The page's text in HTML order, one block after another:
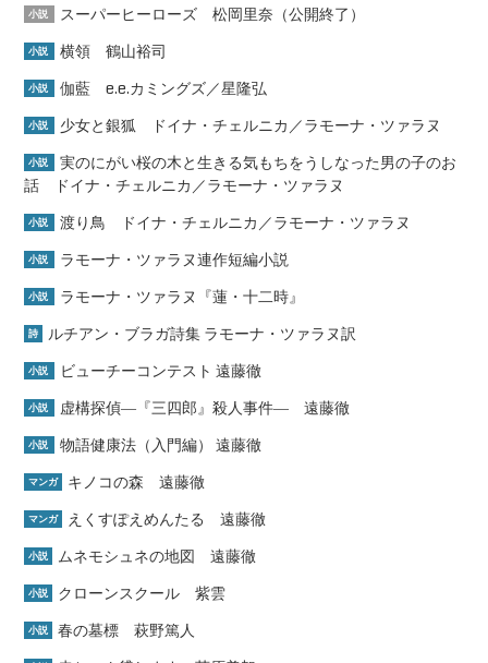
小説 スーパーヒーローズ 松岡里奈（公開終了）
小説 横領 鶴山裕司
小説 伽藍 e.e.カミングズ／星隆弘
小説 少女と銀狐 ドイナ・チェルニカ／ラモーナ・ツァラヌ
小説
実のにがい桜の木と生きる気もちをうしなった男の子のお
話 ドイナ・チェルニカ／ラモーナ・ツァラヌ
小説 渡り鳥 ドイナ・チェルニカ／ラモーナ・ツァラヌ
小説 ラモーナ・ツァラヌ連作短編小説
小説 ラモーナ・ツァラヌ『蓮・十二時』
詩 ルチアン・ブラガ詩集 ラモーナ・ツァラヌ訳
小説 ビューチーコンテスト 遠藤徹
小説 虚構探偵―『三四郎』殺人事件― 遠藤徹
小説 物語健康法（入門編） 遠藤徹
マンガ キノコの森 遠藤徹
マンガ えくすぽえめんたる 遠藤徹
小説 ムネモシュネの地図 遠藤徹
小説 クローンスクール 紫雲
小説 春の墓標 萩野篤人